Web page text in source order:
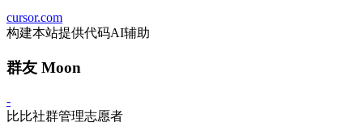
cursor.com
构建本站提供代码AI辅助
群友 Moon
-
比比社群管理志愿者